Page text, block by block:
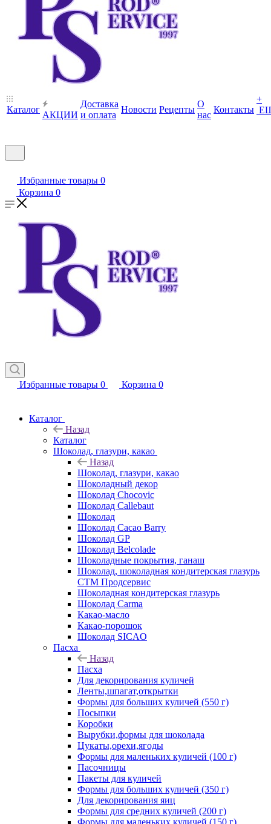
Каталог
АКЦИИ
Доставка
и оплата
Новости Рецепты
О
нас
Контакты
+
Избранные товары 0
Корзина 0
Избранные товары 0 Корзина 0
Каталог
Назад
Каталог
Шоколад, глазури, какао
Назад
Шоколад, глазури, какао
Шоколадный декор
Шоколад Chocovic
Шоколад Callebaut
Шоколад
Шоколад Cacao Barry
Шоколад GP
Шоколад Belcolade
Шоколадные покрытия, ганаш
Шоколад, шоколадная кондитерская глазурь
СТМ Продсервис
Шоколадная кондитерская глазурь
Шоколад Carma
Какао-масло
Какао-порошок
Шоколад SICAO
Пасха
Назад
Пасха
Для декорирования куличей
Ленты,шпагат,открытки
Формы для больших куличей (550 г)
Посыпки
Коробки
Вырубки,формы для шоколада
Цукаты,орехи,ягоды
Формы для маленьких куличей (100 г)
Пасочницы
Пакеты для куличей
Формы для больших куличей (350 г)
Для декорирования яиц
Формы для средних куличей (200 г)
Формы для маленьких куличей (150 г)